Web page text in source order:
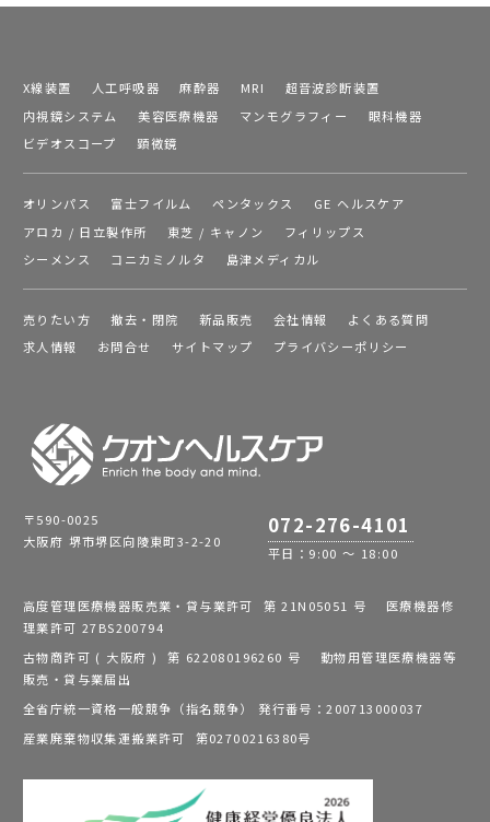
X線装置 人工呼吸器 麻酔器 MRI
超音波診断装置
内視鏡システム
美容医療機器 マンモグラフィー
眼科機器
ビデオスコープ
顕微鏡
オリンパス 富士フイルム ペンタックス
GE ヘルスケア
アロカ / 日立製作所
東芝 / キャノン
フィリップス
シーメンス
コニカミノルタ 島津メディカル
売りたい方 撤去・閉院 新品販売 会社情報
よくある質問
求人情報
お問合せ サイトマップ プライバシーポリシー
〒590-0025
大阪府 堺市堺区向陵東町3-2-20
072-276-4101
平日：9:00 ～ 18:00
高度管理医療機器販売業・貸与業許可 第 21N05051 号 医療機器修
理業許可 27BS200794
古物商許可 ( 大阪府 ) 第 622080196260 号 動物用管理医療機器等
販売・貸与業届出
全省庁統一資格一般競争（指名競争） 発行番号：200713000037
産業廃棄物収集運搬業許可 第02700216380号